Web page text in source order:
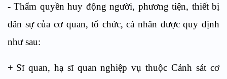
-Thẩm quyền huy động người, phương tiện, thiết bị
dân sựcủa cơ quan, tổ chức, cá nhân được quy định
như sau:
+ Sĩ quan, hạ sĩ quan nghiệp vụ thuộc Cảnh sát cơ